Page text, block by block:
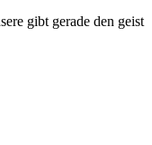
gibt gerade den geist